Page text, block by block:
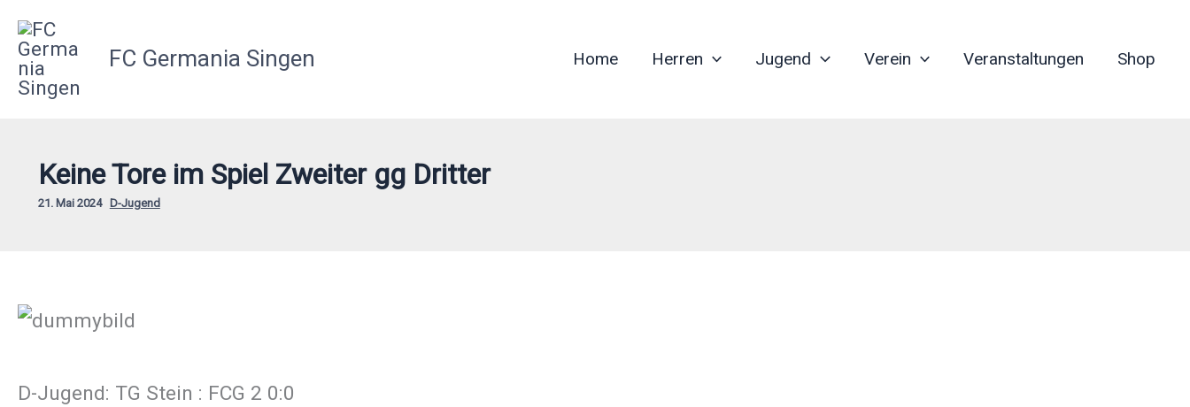
Zum
Inhalt
springen
FC Germania Singen Home Herren Jugend Verein Veranstaltungen Shop
Keine Tore im Spiel Zweiter gg Dritter
21. Mai 2024 D-Jugend
D-Jugend: TG Stein : FCG 2 0:0